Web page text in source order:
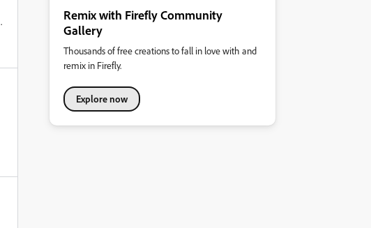
Remix with Firefly Community
Gallery
Thousands of free creations to fall in love with and
remix in Firefly.
Explore now